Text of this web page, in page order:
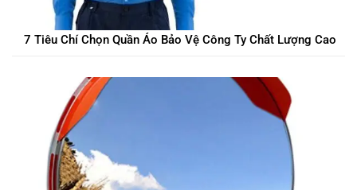
7 Tiêu Chí Chọn Quần Áo Bảo Vệ Công Ty Chất Lượng Cao